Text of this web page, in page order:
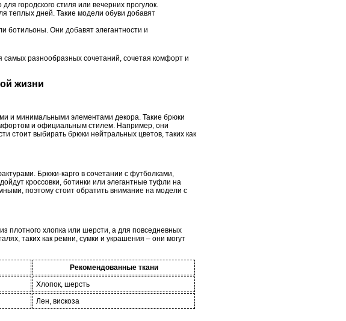
городского стиля или вечерних прогулок.
теплых дней. Такие модели обуви добавят
ботильоны. Они добавят элегантности и
самых разнообразных сочетаний, сочетая комфорт и
жизни
и минимальными элементами декора. Такие брюки
и официальным стилем. Например, они
стоит выбирать брюки нейтральных цветов, таких как
Брюки-карго в сочетании с футболками,
кроссовки, ботинки или элегантные туфли на
поэтому стоит обратить внимание на модели с
плотного хлопка или шерсти, а для повседневных
таких как ремни, сумки и украшения – они могут
Рекомендованные ткани
Хлопок, шерсть
Лен, вискоза